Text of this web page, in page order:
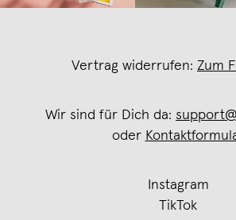
Vertrag widerrufen: Zum
Wir sind für Dich da:
oder
Instagram
TikTok